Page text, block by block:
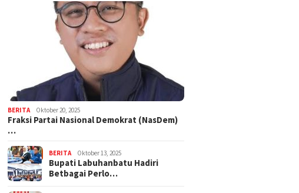
BERITA Oktober 20, 2025
Fraksi Partai Nasional Demokrat (NasDem)
…
BERITA Oktober 13, 2025
Bupati Labuhanbatu Hadiri
Betbagai Perlo…